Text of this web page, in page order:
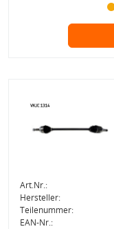
Art.Nr.:
Hersteller:
Teilenummer:
EAN-Nr.: